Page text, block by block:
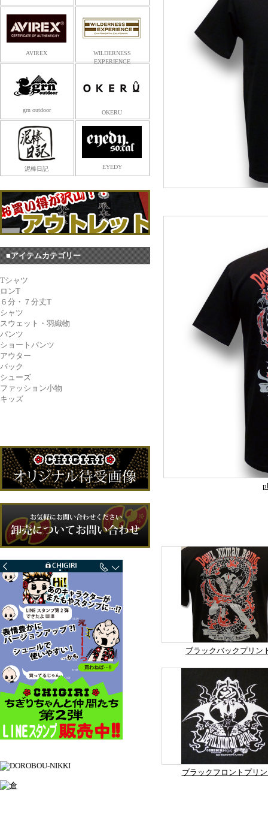
AVIREX
WILDERNESS
EXPERIENCE
grn outdoor OKERU
泥棒日記 EYEDY
■アイテムカテゴリー
Tシャツ
ロンT
６分・７分丈T
シャツ
スウェット・羽織物
パンツ
ショートパンツ
アウター
バック
シューズ
ファッション小物
キッズ
ブラックバックプリン
ブラックフロントプリ